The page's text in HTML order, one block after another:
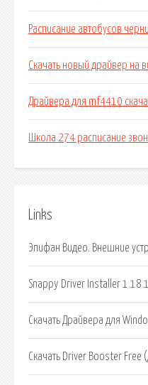
Расписание автобусов
Скачать новый драйвер на
Драйвера для mf4410
Школа 274 расписание
Links
Эпифан Видео. Внешние
Snappy Driver Installer
Скачать Драйвера для
Скачать Driver Booster Free